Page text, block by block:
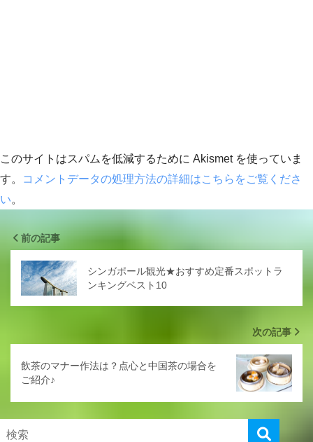
このサイトはスパムを低減するために Akismet を使っていま
す。
コメントデータの処理方法の詳細はこちらをご覧くださ
い。
前の記事
シンガポール観光★おすすめ定番スポットラ
ンキングベスト10
次の記事
飲茶のマナー作法は？点心と中国茶の場合を
ご紹介♪